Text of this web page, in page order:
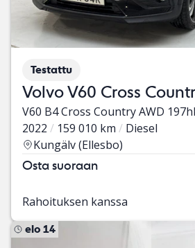
Testattu
Volvo V60 Cross
V60 B4 Cross Country AWD
2022
159 010 km
Diesel
Kungälv (Ellesbo)
Osta suoraan
Rahoituksen kanssa
elo 14